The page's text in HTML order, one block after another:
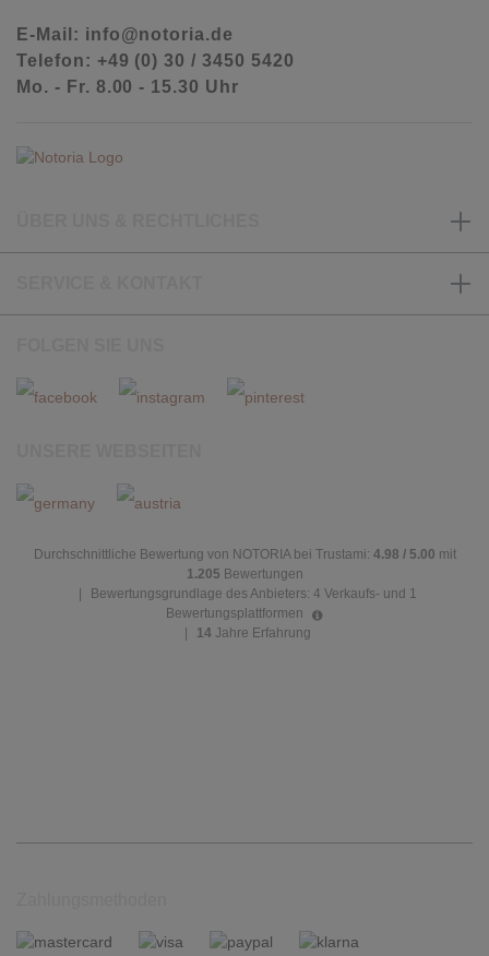
E-Mail: info@notoria.de
Telefon: +49 (0) 30 / 3450 5420
Mo. - Fr. 8.00 - 15.30 Uhr
Durchschnittliche Bewertung von NOTORIA bei Trustami: 4.98 / 5.00 mit
1.205 Bewertungen
Bewertungsgrundlage des Anbieters: 4 Verkaufs- und 1
Bewertungsplattformen
14 Jahre Erfahrung